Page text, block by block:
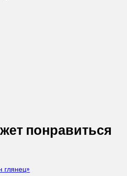
понравиться
глянец»